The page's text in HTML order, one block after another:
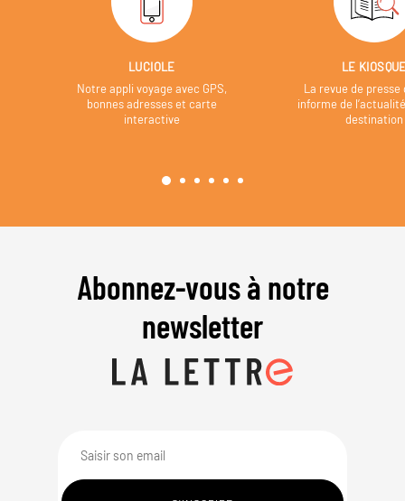
LUCIOLE
Notre appli voyage avec GPS,
bonnes adresses et carte
interactive
LE
La revue de presse
informe de
destination
Abonnez-vous à notre
newsletter